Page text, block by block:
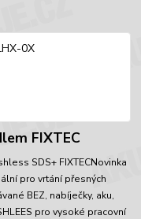
FIXTEC
SDS+ FIXTECNovinka
pro vrtání přesných
BEZ, nabíječky, aku,
pro vysoké pracovní